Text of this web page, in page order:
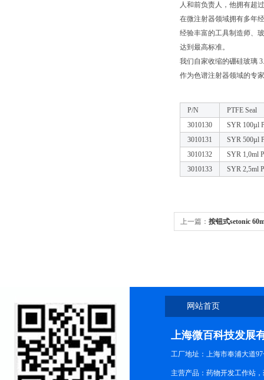
人和前负责人，他拥有超
在微注射器领域拥有多年
经验丰富的工具制造师、
达到最高标准。
我们自家收缩的硼硅玻璃
作为色谱注射器领域的专
P/N
PTFE Seal
3010130
SYR 100µl
3010131
SYR 500µl
3010132
SYR 1,0ml
3010133
SYR 2,5ml
上一篇： 按钮式setonic
网站首页
上海微百科技发展
工厂地址：上海市奉浦大道
主营产品：药物开发工作站